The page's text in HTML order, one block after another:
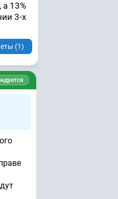
13%
3-х
(1)